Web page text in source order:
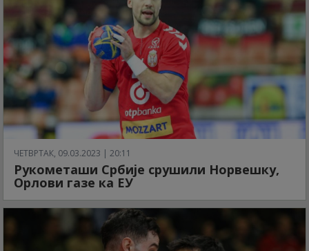
ЧЕТВРТАК, 09.03.2023 | 20:11
Рукометаши Србије срушили Норвешку,
Орлови газе ка ЕУ